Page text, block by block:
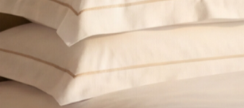
articoli
perchè non dai